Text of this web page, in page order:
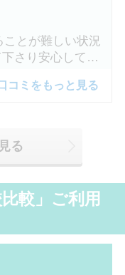
とが難しい状況
さり安心して進
コミをもっと見る
る
較」ご利用